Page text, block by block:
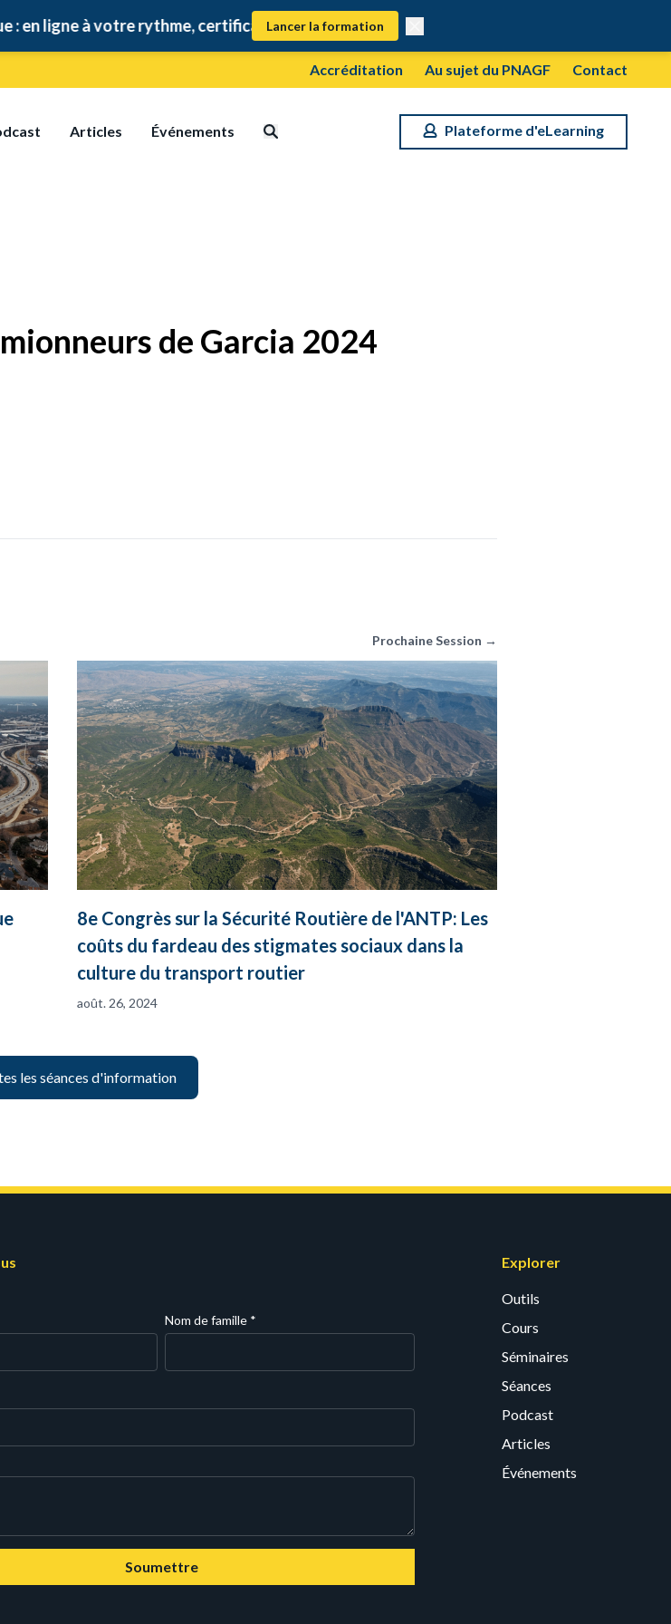
à votre rythme, certificat inclus Lancer la formation
Accréditation Au sujet du PNAGF Contact
Articles Événements Plateforme d'eLearning
de Garcia 2024
Prochaine Session →
8e Congrès sur la Sécurité Routière de l'ANTP: Les
coûts du fardeau des stigmates sociaux dans la
culture du transport routier
août. 26, 2024
les séances d'information
Nom de famille *
Soumettre
Explorer
Outils
Cours
Séminaires
Séances
Podcast
Articles
Événements